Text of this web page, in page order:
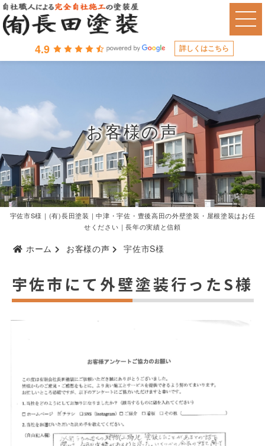
4.9 詳しくはこちら
お客様の声
宇佐市S様｜(有)長田塗装｜中津・宇佐・豊後高田の外壁塗装・屋根塗装はお任
せください｜長年の実績と信頼
ホーム お客様の声 宇佐市S様
宇佐市にて外壁塗装行ったS様